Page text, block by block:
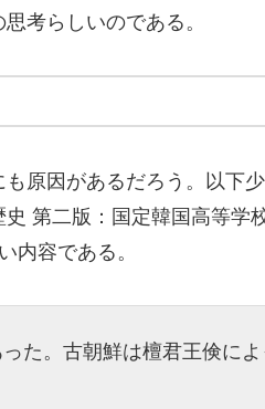
考らしいのである。
原因があるだろう。以下
第二版：国定韓国高等学
内容である。
た。古朝鮮は檀君王倹によ